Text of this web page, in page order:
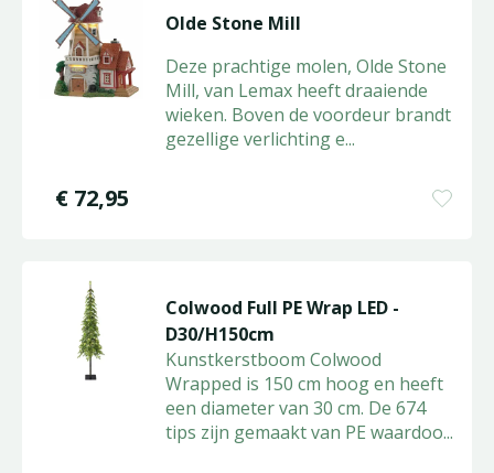
Olde Stone Mill
Deze prachtige molen, Olde Stone
Mill, van Lemax heeft draaiende
wieken. Boven de voordeur brandt
gezellige verlichting e...
€ 72,95
Colwood Full PE Wrap LED -
D30/H150cm
Kunstkerstboom Colwood
Wrapped is 150 cm hoog en heeft
een diameter van 30 cm. De 674
tips zijn gemaakt van PE waardoo...